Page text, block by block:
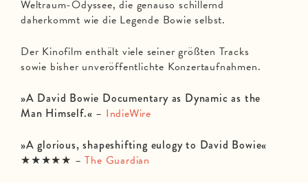
Weltraum-Odyssee, die genauso schillernd
daherkommt wie die Legende Bowie selbst.
Der Kinofilm enthält viele seiner größten Tracks
sowie bisher unveröffentlichte Konzertaufnahmen.
»A David Bowie Documentary as Dynamic as the
Man Himself.« – IndieWire
»A glorious, shapeshifting eulogy to David Bowie«
★★★★★ –The Guardian